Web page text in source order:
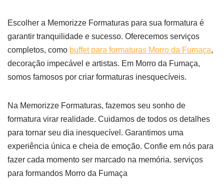
Escolher a Memorizze Formaturas para sua formatura é
garantir tranquilidade e sucesso. Oferecemos serviços
completos, como buffet para formaturas Morro da Fumaça,
decoração impecável e artistas. Em Morro da Fumaça,
somos famosos por criar formaturas inesquecíveis.
Na Memorizze Formaturas, fazemos seu sonho de
formatura virar realidade. Cuidamos de todos os detalhes
para tornar seu dia inesquecível. Garantimos uma
experiência única e cheia de emoção. Confie em nós para
fazer cada momento ser marcado na memória. serviços
para formandos Morro da Fumaça